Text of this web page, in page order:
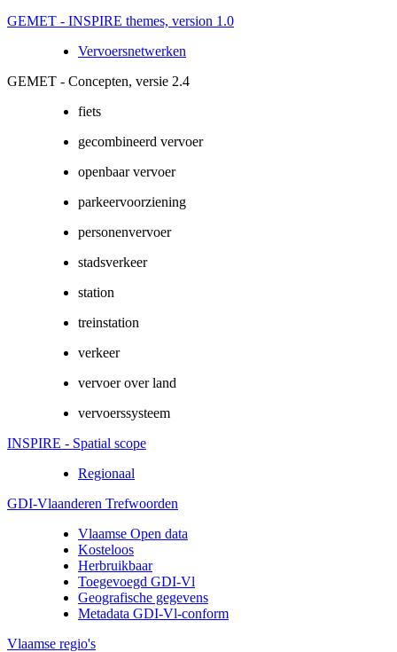
GEMET - INSPIRE themes, version 1.0
Vervoersnetwerken
GEMET - Concepten, versie 2.4
fiets
gecombineerd vervoer
openbaar vervoer
parkeervoorziening
personenvervoer
stadsverkeer
station
treinstation
verkeer
vervoer over land
vervoerssysteem
INSPIRE - Spatial scope
Regionaal
GDI-Vlaanderen Trefwoorden
Vlaamse Open data
Kosteloos
Herbruikbaar
Toegevoegd GDI-Vl
Geografische gegevens
Metadata GDI-Vl-conform
Vlaamse regio's